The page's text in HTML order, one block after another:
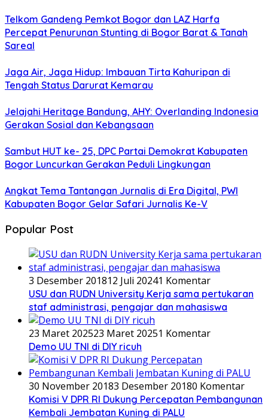
Telkom Gandeng Pemkot Bogor dan LAZ Harfa
Percepat Penurunan Stunting di Bogor Barat & Tanah
Sareal
Jaga Air, Jaga Hidup: Imbauan Tirta Kahuripan di
Tengah Status Darurat Kemarau
Jelajahi Heritage Bandung, AHY: Overlanding Indonesia
Gerakan Sosial dan Kebangsaan
Sambut HUT ke- 25, DPC Partai Demokrat Kabupaten
Bogor Luncurkan Gerakan Peduli Lingkungan
Angkat Tema Tantangan Jurnalis di Era Digital, PWI
Kabupaten Bogor Gelar Safari Jurnalis Ke-V
Popular Post
3 Desember 201812 Juli 20241 Komentar
USU dan RUDN University Kerja sama pertukaran
staf administrasi, pengajar dan mahasiswa
23 Maret 202523 Maret 20251 Komentar
Demo UU TNI di DIY ricuh
30 November 20183 Desember 20180 Komentar
Komisi V DPR RI Dukung Percepatan Pembangunan
Kembali Jembatan Kuning di PALU